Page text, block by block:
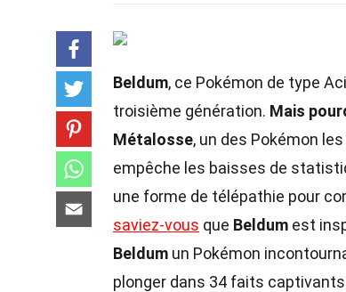
Beldum, ce Pokémon de type
troisième génération. Mais
Métalosse, un des Pokémon
empêche les baisses de
une forme de télépathie pour
saviez-vous que Beldum est
Beldum un Pokémon
plonger dans 34 faits